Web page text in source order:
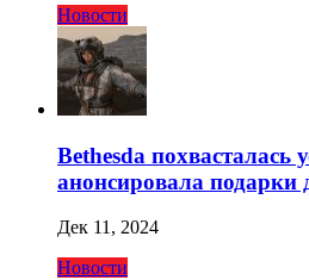
Новости
Bethesda похвасталась
анонсировала подарки
Дек 11, 2024
Новости